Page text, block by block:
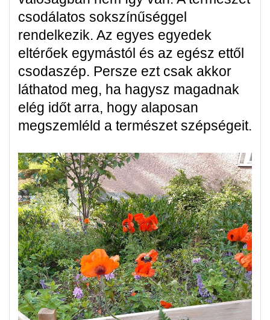
csodálatos sokszínűséggel
rendelkezik. Az egyes egyedek
eltérőek egymástól és az egész ettől
csodaszép. Persze ezt csak akkor
láthatod meg, ha hagysz magadnak
elég időt arra, hogy alaposan
megszemléld a természet szépségeit.